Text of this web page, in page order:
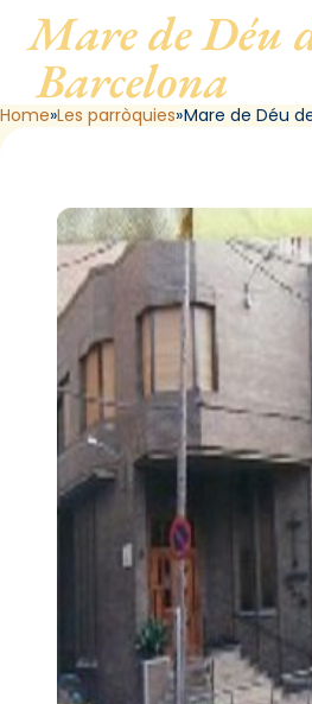
Mare de Déu
Barcelona
Home Les parròquies Mare de Déu